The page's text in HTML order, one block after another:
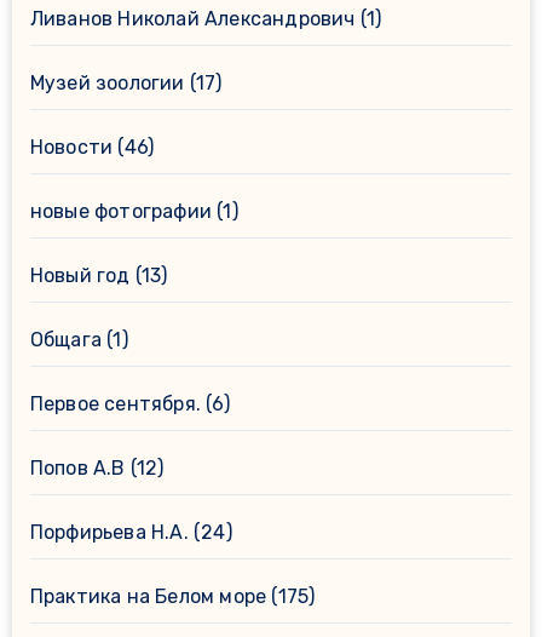
Ливанов Николай Александрович (1)
Музей зоологии (17)
Новости (46)
новые фотографии (1)
Новый год (13)
Общага (1)
Первое сентября. (6)
Попов А.В (12)
Порфирьева Н.А. (24)
Практика на Белом море (175)